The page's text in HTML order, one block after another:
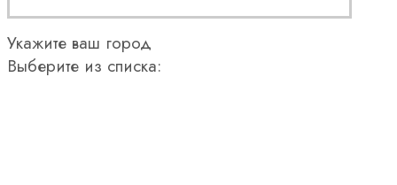
Укажите ваш город
Выберите из списка: